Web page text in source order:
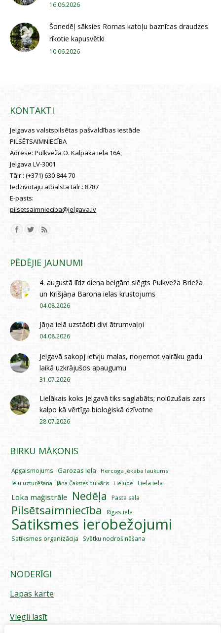
16.06.2026
Šonedēļ sāksies Romas katoļu baznīcas draudzes
rīkotie kapusvētki
10.06.2026
KONTAKTI
Jelgavas valstspilsētas pašvaldības iestāde
PILSĒTSAIMNIECĪBA
Adrese: Pulkveža O. Kalpaka iela 16A,
Jelgava LV-3001
Tālr.: (+371) 630 844 70
Iedzīvotāju atbalsta tālr.: 8787
E-pasts:
pilsetsaimnieciba@jelgava.lv
Find us on:
PĒDĒJIE JAUNUMI
4. augustā līdz diena beigām slēgts Pulkveža Brieža
un Krišjāņa Barona ielas krustojums
04.08.2026
Jāņa ielā uzstādīti divi ātrumvaļņi
04.08.2026
Jelgavā sakopj ietvju malas, noņemot vairāku gadu
laikā uzkrājušos apaugumu
31.07.2026
Lielākais koks Jelgavā tiks saglabāts; nolūzušais zars
kalpo kā vērtīga bioloģiskā dzīvotne
28.07.2026
BIRKU MĀKONIS
Apgaismojums Garozas iela
Hercoga Jēkaba laukums
Ielu uzturēšana
Jāņa Čakstes bulvāris Lielupe Lielā iela
Loka maģistrāle Nedēļa Pasta sala
Pilsētsaimniecība Rīgas iela
Satiksmes ierobežojumi
Satiksmes organizācija Svētku nodrošināšana
NODERĪGI
Lapas karte
Viegli lasīt